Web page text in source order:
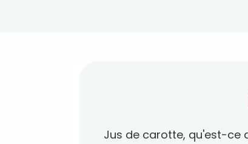
Jus de carotte, qu'est-ce